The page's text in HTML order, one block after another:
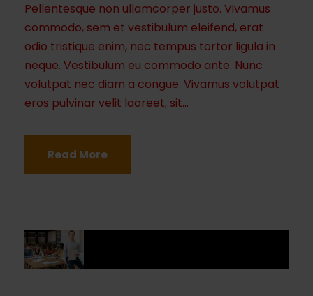
Pellentesque non ullamcorper justo. Vivamus
commodo, sem et vestibulum eleifend, erat
odio tristique enim, nec tempus tortor ligula in
neque. Vestibulum eu commodo ante. Nunc
volutpat nec diam a congue. Vivamus volutpat
eros pulvinar velit laoreet, sit...
Read More